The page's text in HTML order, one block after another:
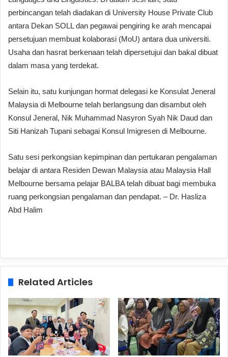
perbincangan telah diadakan di University House Private Club
antara Dekan SOLL dan pegawai pengiring ke arah mencapai
persetujuan membuat kolaborasi (MoU) antara dua universiti.
Usaha dan hasrat berkenaan telah dipersetujui dan bakal dibuat
dalam masa yang terdekat.
Selain itu, satu kunjungan hormat delegasi ke Konsulat Jeneral
Malaysia di Melbourne telah berlangsung dan disambut oleh
Konsul Jeneral, Nik Muhammad Nasyron Syah Nik Daud dan
Siti Hanizah Tupani sebagai Konsul Imigresen di Melbourne.
Satu sesi perkongsian kepimpinan dan pertukaran pengalaman
belajar di antara Residen Dewan Malaysia atau Malaysia Hall
Melbourne bersama pelajar BALBA telah dibuat bagi membuka
ruang perkongsian pengalaman dan pendapat. – Dr. Hasliza
Abd Halim
Related Articles